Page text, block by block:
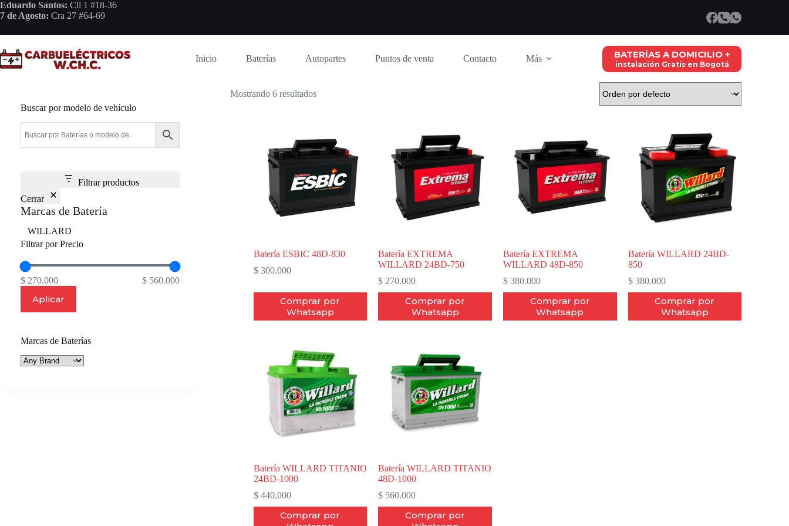
Saltar
al
Eduardo Santos: Cll 1 #18-36
7 de Agosto: Cra 27 #64-69
Inicio Baterías Autopartes Puntos de venta Contacto Más BATERÍAS A DOMICILIO +
instalación Gratis en Bogotá
Mostrando 6 resultados
Batería ESBIC 48D-830
$300.000
Comprar por
Whatsapp
Batería EXTREMA
WILLARD 24BD-750
$ 270.000
Comprar por
Whatsapp
Batería EXTREMA
WILLARD 48D-850
$380.000
Comprar por
Whatsapp
Batería WILLARD 24BD-
850
$380.000
Comprar por
Whatsapp
Batería WILLARD TITANIO
24BD-1000
$440.000
Comprar por
Batería WILLARD TITANIO
48D-1000
$ 560.000
Comprar por
Buscar por modelo de vehículo
Filtrar productos
Cerrar
Marcas de Batería
Marca
WILLARD
Filtrar por Precio
$ 270.000 $ 560.000
Aplicar
Marcas de Baterías